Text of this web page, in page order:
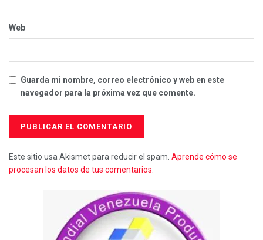
Web
Guarda mi nombre, correo electrónico y web en este
navegador para la próxima vez que comente.
Este sitio usa Akismet para reducir el spam. Aprende cómo se
procesan los datos de tus comentarios.